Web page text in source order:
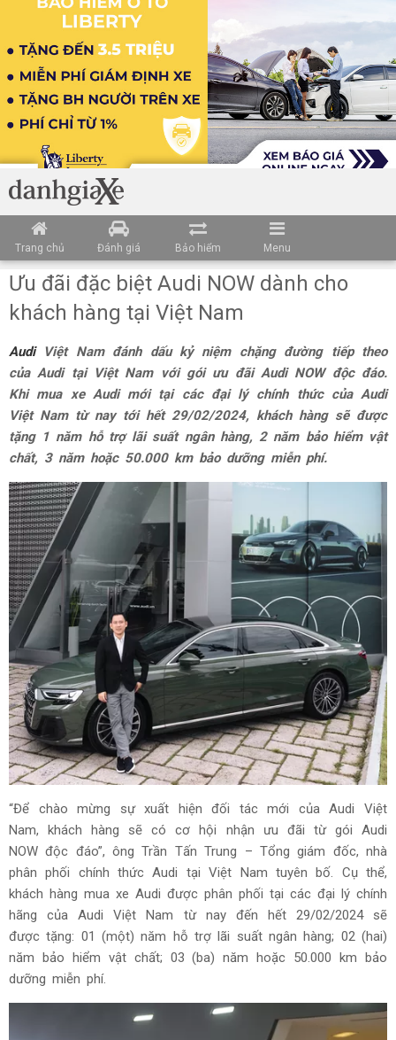
Trang chủ Đánh giá Bảo hiểm Menu
Ưu đãi đặc biệt Audi NOW dành cho
khách hàng tại Việt Nam
AudiViệt Nam đánh dấu kỷ niệm chặng đường tiếp theo
của Audi tại Việt Nam với gói ưu đãi Audi NOW độc đáo.
Khi mua xe Audi mới tại các đại lý chính thức của Audi
Việt Nam từ nay tới hết 29/02/2024, khách hàng sẽ được
tặng 1 năm hỗ trợ lãi suất ngân hàng, 2 năm bảo hiểm vật
chất, 3 năm hoặc 50.000 km bảo dưỡng miễn phí.
“Để chào mừng sự xuất hiện đối tác mới của Audi Việt
Nam, khách hàng sẽ có cơ hội nhận ưu đãi từ gói Audi
NOW độc đáo”, ông Trần Tấn Trung – Tổng giám đốc, nhà
phân phối chính thức Audi tại Việt Nam tuyên bố. Cụ thể,
khách hàng mua xe Audi được phân phối tại các đại lý chính
hãng của Audi Việt Nam từ nay đến hết 29/02/2024 sẽ
được tặng: 01 (một) năm hỗ trợ lãi suất ngân hàng; 02 (hai)
năm bảo hiểm vật chất; 03 (ba) năm hoặc 50.000 km bảo
dưỡng miễn phí.